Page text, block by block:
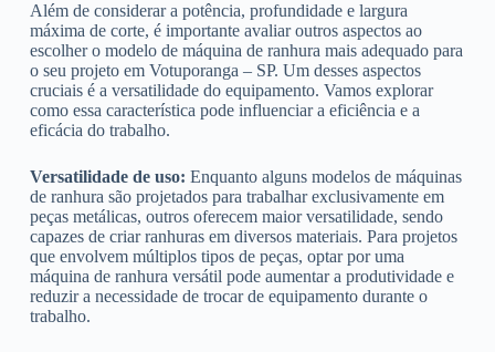
Além de considerar a potência, profundidade e largura
máxima de corte, é importante avaliar outros aspectos ao
escolher o modelo de máquina de ranhura mais adequado para
o seu projeto em Votuporanga – SP. Um desses aspectos
cruciais é a versatilidade do equipamento. Vamos explorar
como essa característica pode influenciar a eficiência e a
eficácia do trabalho.
Versatilidade de uso: Enquanto alguns modelos de máquinas
de ranhura são projetados para trabalhar exclusivamente em
peças metálicas, outros oferecem maior versatilidade, sendo
capazes de criar ranhuras em diversos materiais. Para projetos
que envolvem múltiplos tipos de peças, optar por uma
máquina de ranhura versátil pode aumentar a produtividade e
reduzir a necessidade de trocar de equipamento durante o
trabalho.